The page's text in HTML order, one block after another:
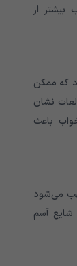
از
که ممکن
نشان
باعث
می‌شود
آسم